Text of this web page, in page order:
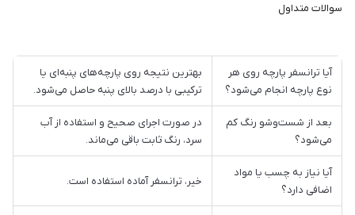
سوالات متداول
آیا ترانسفر پارچه روی هر
نوع پارچه انجام می‌شود؟
بهترین نتیجه روی پارچه‌های پنبه‌ای یا
ترکیبی با درصد بالای پنبه حاصل می‌شود.
بعد از شست‌وشو رنگ کم
می‌شود؟
در صورت اجرای صحیح و استفاده از آب
سرد، رنگ ثابت باقی می‌ماند.
آیا نیاز به چسب یا مواد
اضافی دارد؟
خیر، ترانسفر آماده استفاده است.